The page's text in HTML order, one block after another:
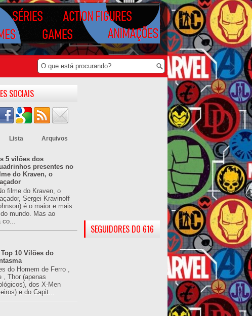
SOCIAIS
Lista Arquivos
5 vilões dos
presentes no
do Kraven, o
filme do Kraven, o
Sergei Kravinoff
é o maior e mais
mundo. Mas ao
Top 10 Vilões do
do Homem de Ferro ,
, Thor (apenas
dos X-Men
e do Capit...
SEGUIDORES DO 616